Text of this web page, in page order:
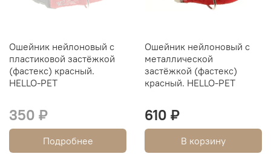
Ошейник нейлоновый с
пластиковой застёжкой
(фастекс) красный.
HELLO-PET
350 ₽
Подробнее
Ошейник нейлоновый с
металлической
застёжкой (фастекс)
красный. HELLO-PET
610 ₽
В корзину